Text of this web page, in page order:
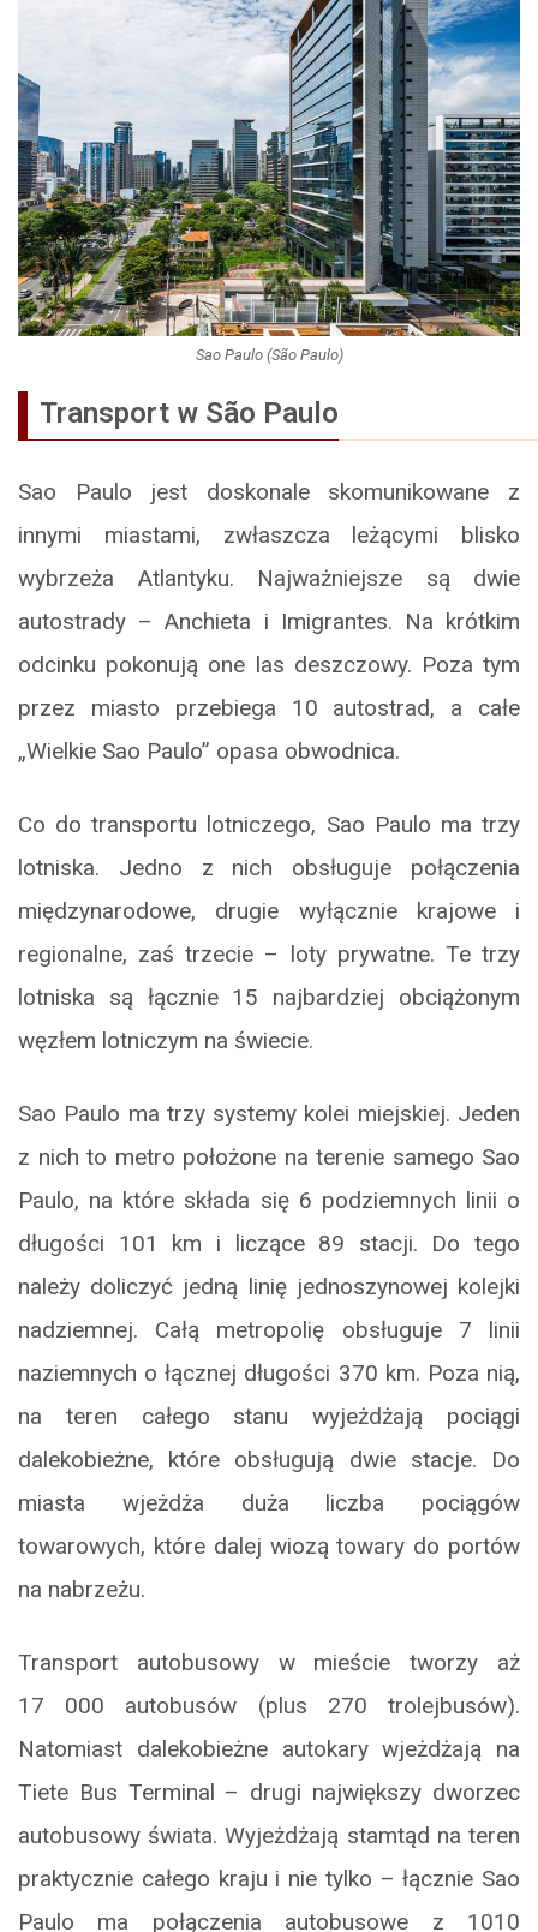
Sao Paulo (São Paulo)
Transport w São Paulo
Sao Paulo jest doskonale skomunikowane z
innymi miastami, zwłaszcza leżącymi blisko
wybrzeża Atlantyku. Najważniejsze są dwie
autostrady – Anchieta i Imigrantes. Na krótkim
odcinku pokonują one las deszczowy. Poza tym
przez miasto przebiega 10 autostrad, a całe
„Wielkie Sao Paulo” opasa obwodnica.
Co do transportu lotniczego, Sao Paulo ma trzy
lotniska. Jedno z nich obsługuje połączenia
międzynarodowe, drugie wyłącznie krajowe i
regionalne, zaś trzecie – loty prywatne. Te trzy
lotniska są łącznie 15 najbardziej obciążonym
węzłem lotniczym na świecie.
Sao Paulo ma trzy systemy kolei miejskiej. Jeden
z nich to metro położone na terenie samego Sao
Paulo, na które składa się 6 podziemnych linii o
długości 101 km i liczące 89 stacji. Do tego
należy doliczyć jedną linię jednoszynowej kolejki
nadziemnej. Całą metropolię obsługuje 7 linii
naziemnych o łącznej długości 370 km. Poza nią,
na teren całego stanu wyjeżdżają pociągi
dalekobieżne, które obsługują dwie stacje. Do
miasta wjeżdża duża liczba pociągów
towarowych, które dalej wiozą towary do portów
na nabrzeżu.
Transport autobusowy w mieście tworzy aż
17 000 autobusów (plus 270 trolejbusów).
Natomiast dalekobieżne autokary wjeżdżają na
Tiete Bus Terminal – drugi największy dworzec
autobusowy świata. Wyjeżdżają stamtąd na teren
praktycznie całego kraju i nie tylko – łącznie Sao
Paulo ma połączenia autobusowe z 1010